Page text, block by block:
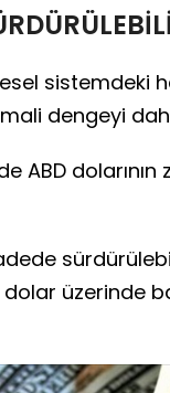
sistemdeki
dengeyi
ABD
üzerinde